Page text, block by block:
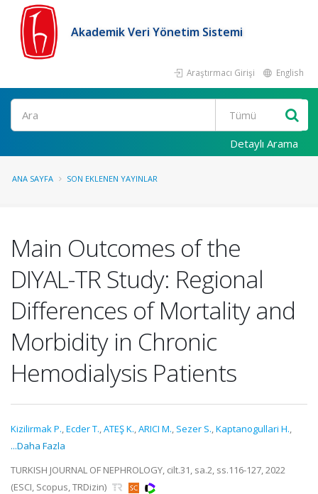
Akademik Veri Yönetim Sistemi
Araştırmacı Girişi English
Ara
Detaylı Arama
ANA SAYFA SON EKLENEN YAYINLAR
Main Outcomes of the
DIYAL-TR Study: Regional
Differences of Mortality and
Morbidity in Chronic
Hemodialysis Patients
Kizilirmak P.,Ecder T.,ATEŞ K.,ARICI M., Sezer S.,Kaptanogullari H.,
...Daha Fazla
TURKISH JOURNAL OF NEPHROLOGY, cilt.31, sa.2, ss.116-127, 2022
(ESCI, Scopus, TRDizin)